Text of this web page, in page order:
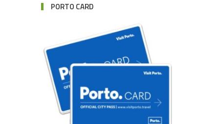
PORTO CARD